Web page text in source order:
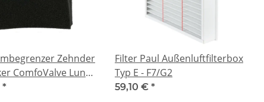
Zehnder
ComfoValve Luna
*
Filter Paul Außenluftfilterbox
Typ E - F7/G2
59,10 € *